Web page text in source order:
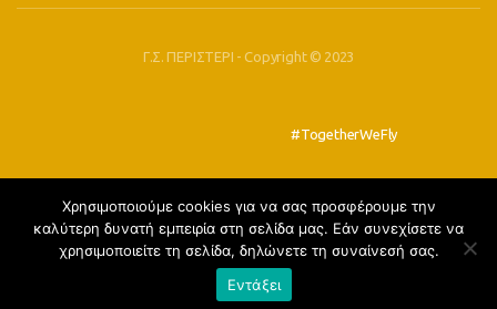
Γ.Σ. ΠΕΡΙΣΤΕΡΙ - Copyright © 2023
#TogetherWeFly
FOLLOW US:
Χρησιμοποιούμε cookies για να σας προσφέρουμε την
καλύτερη δυνατή εμπειρία στη σελίδα μας. Εάν συνεχίσετε να
χρησιμοποιείτε τη σελίδα, δηλώνετε τη συναίνεσή σας.
Εντάξει